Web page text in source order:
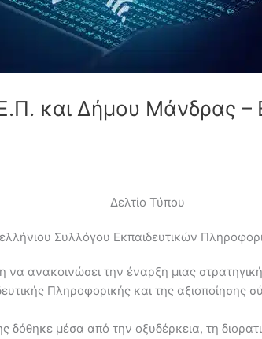
και Δήμου Μάνδρας –
Δελτίο Τύπου
Συλλόγου Εκπαιδευτικών
να ανακοινώσει την έναρξη μιας
Πληροφορικής και της αξιοποίησης
μέσα από την οξυδέρκεια, τη